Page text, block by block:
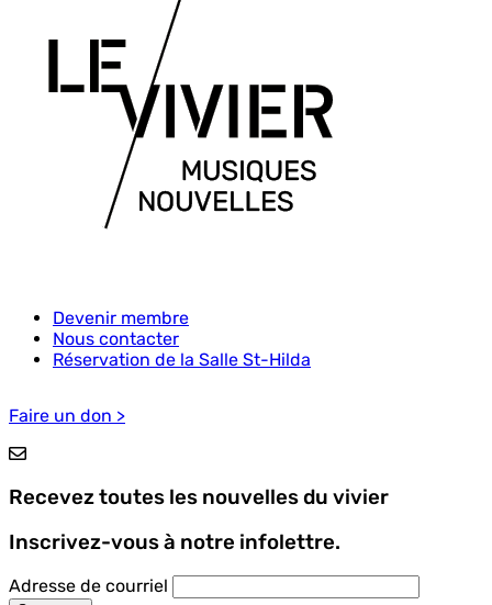
Menu
Pied
de
Devenir membre
Nous contacter
Réservation de la Salle St-Hilda
Faire un don >
Recevez toutes les nouvelles du vivier
Inscrivez-vous à notre infolettre.
Adresse de courriel